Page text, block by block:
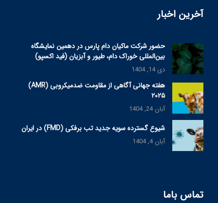
آخرین اخبار
حضور شرکت ماکیان دام پارس در دهمین نمایشگاه
بین‌المللی خوراک دام، طیور و آبزیان (فید اکسپو)
دی 14, 1404
هفته جهانی آگاهی از مقاومت ضدمیکروبی (AMR)
۲۰۲۵
آبان 24, 1404
شیوع گسترده سویه جدید تب برفکی (FMD) در ایران
آبان 4, 1404
تماس باما